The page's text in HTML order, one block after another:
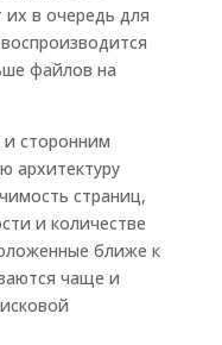
их в очередь для
файлов на
и сторонним
архитектуру
страниц,
и количестве
ближе к
чаще и